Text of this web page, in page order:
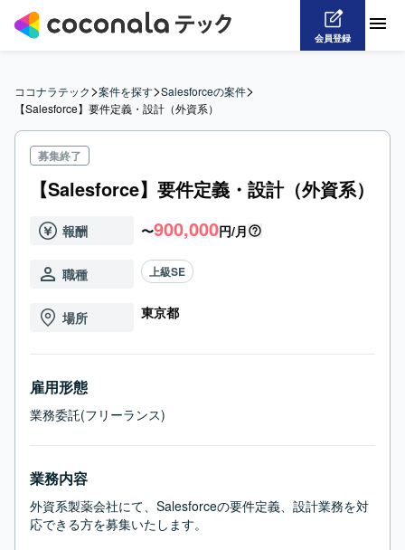
会員登録
ココナラテック>案件を探す>Salesforceの案件>
【Salesforce】要件定義・設計（外資系）
募集終了
【Salesforce】要件定義・設計（外資系）
報酬 〜900,000円/月
職種 上級SE
場所 東京都
雇用形態
業務委託(フリーランス)
業務内容
外資系製薬会社にて、Salesforceの要件定義、設計業務を対
応できる方を募集いたします。